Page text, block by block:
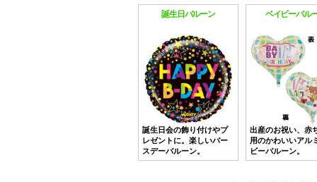
誕生日バルーン
誕生日会の飾り付けやプ
レゼントに。楽しいバー
スデーバルーン。
ベイビーバル
出産のお祝い、赤
用のかわいいアル
ビーバルーン。